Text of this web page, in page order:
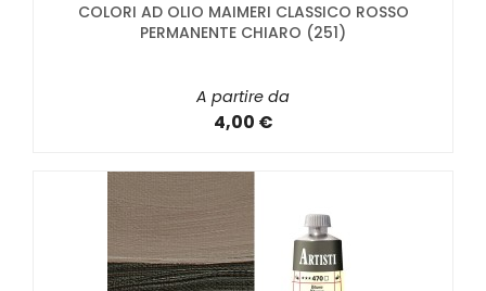
COLORI AD OLIO MAIMERI CLASSICO ROSSO
PERMANENTE CHIARO (251)
A partire da
4,00 €